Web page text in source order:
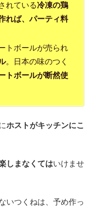
れている冷凍の鶏
れば、パーティ料
トボールが売られ
。日本の味のつく
トボールが断然使
ホストがキッチンにこ
しまなくてはいけませ
いつくねは、予め作っ